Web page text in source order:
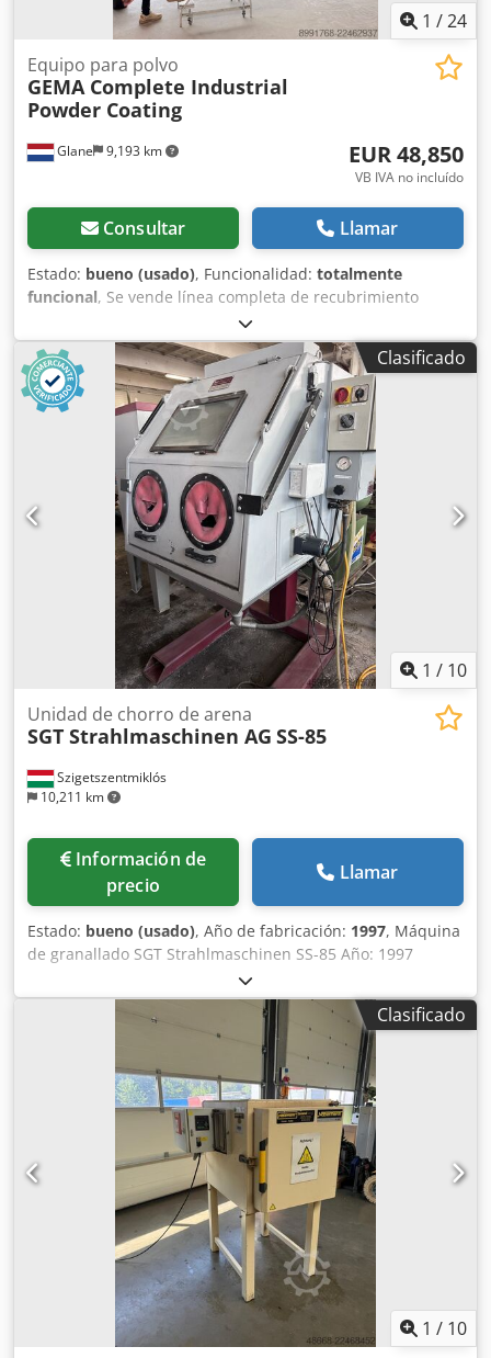
1 /24
Glane 9,193 km
Equipo para polvo
GEMA Complete Industrial
Powder Coating
EUR 48,850
VB IVA no incluído
Consultar Llamar
Estado: bueno (usado), Funcionalidad: totalmente
funcional, Se vende línea completa de recubrimiento
industrial con pintura en polvo Ofrecemos una línea
completa de recubrimiento industrial con pintura en polvo
en buenas condiciones de funcionamiento. La instalación
ha sido mantenida profesionalmente y es adecuada para
el recubrimiento de una amplia gama de productos de
acero y metal. Chjdpfx Akezqur He Esa El equipo incluye:
Sistema de pretratamiento Horno de secado Cabina de
aplicación de pintura en polvo Equipo de pulverización de
pintura en polvo Horno de curado Sistema de transporte
Sistema de control eléctrico La línea completa está
disponible para la venta inmediata y se puede
inspeccionar con cita previa. Estado: Bien mantenida
Totalmente operativa antes del desmontaje Apta para la
producción industrial Pistola de pintura en polvo GEMA
OptiStar CG07
Clasificado
1 / 10
Szigetszentmiklós
10,211 km
Unidad de chorro de arena
SGT Strahlmaschinen AG SS-85
Información de
precio
Llamar
Estado: bueno (usado), Año de fabricación: 1997, Máquina
de granallado SGT Strahlmaschinen SS-85 Año: 1997
Equipada con sistema de rotación de piezas. Equipada con
sistema de extracción de polvo. Chsdjznl Dnjpfx Ak Eoa En
funcionamiento en nuestro almacén.
Clasificado
1 / 10